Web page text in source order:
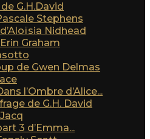
G.H.David
Stephens
Nidhead
Graham
de Gwen Delmas
l’Ombre d’Alice...
de G.H. David
3 d’Emma...